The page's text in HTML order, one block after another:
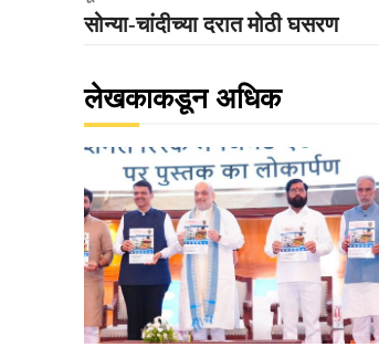
सोन्या-चांदीच्या दरात मोठी घसरण
लेखकाकडून अधिक